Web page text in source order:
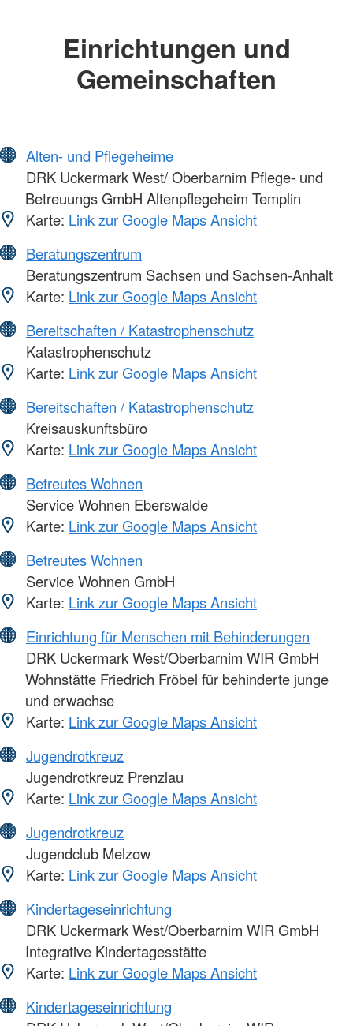
Einrichtungen und
Gemeinschaften
Alten- und Pflegeheime
DRK Uckermark West/ Oberbarnim Pflege- und
Betreuungs GmbH Altenpflegeheim Templin
Karte: Link zur Google Maps Ansicht
Beratungszentrum
Beratungszentrum Sachsen und Sachsen-Anhalt
Karte: Link zur Google Maps Ansicht
Bereitschaften / Katastrophenschutz
Katastrophenschutz
Karte: Link zur Google Maps Ansicht
Bereitschaften / Katastrophenschutz
Kreisauskunftsbüro
Karte: Link zur Google Maps Ansicht
Betreutes Wohnen
Service Wohnen Eberswalde
Karte: Link zur Google Maps Ansicht
Betreutes Wohnen
Service Wohnen GmbH
Karte: Link zur Google Maps Ansicht
Einrichtung für Menschen mit Behinderungen
DRK Uckermark West/Oberbarnim WIR GmbH
Wohnstätte Friedrich Fröbel für behinderte junge
und erwachse
Karte: Link zur Google Maps Ansicht
Jugendrotkreuz
Jugendrotkreuz Prenzlau
Karte: Link zur Google Maps Ansicht
Jugendrotkreuz
Jugendclub Melzow
Karte: Link zur Google Maps Ansicht
Kindertageseinrichtung
DRK Uckermark West/Oberbarnim WIR GmbH
Integrative Kindertagesstätte
Karte: Link zur Google Maps Ansicht
Kindertageseinrichtung